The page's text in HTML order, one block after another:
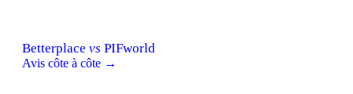
Betterplace vs PIFworld
Avis côte à côte →